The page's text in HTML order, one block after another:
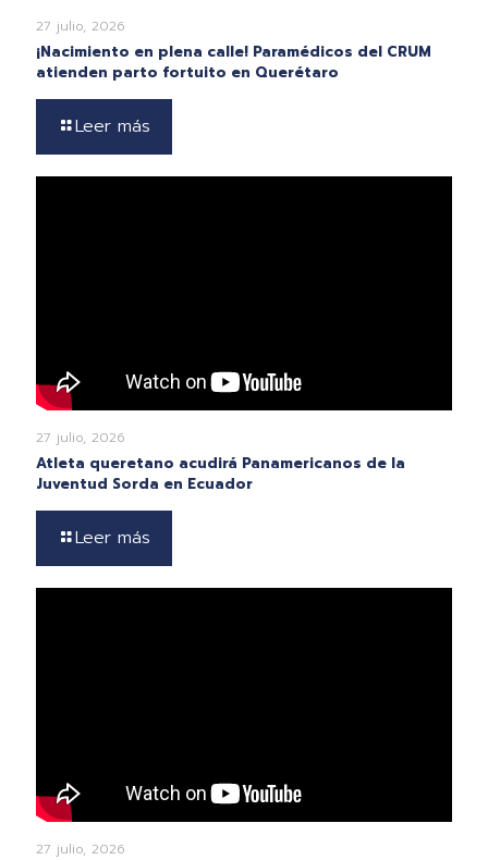
27 julio, 2026
¡Nacimiento en plena calle! Paramédicos del CRUM
atienden parto fortuito en Querétaro
Leer más
27 julio, 2026
Atleta queretano acudirá Panamericanos de la
Juventud Sorda en Ecuador
Leer más
27 julio, 2026